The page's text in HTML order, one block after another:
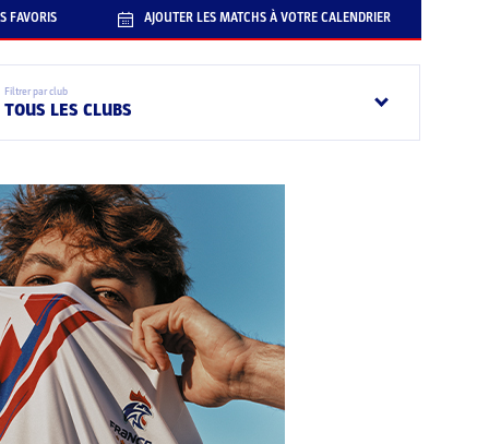
FAVORIS AJOUTER LES MATCHS À VOTRE CALENDRIER
Filtrer par club
TOUS LES CLUBS